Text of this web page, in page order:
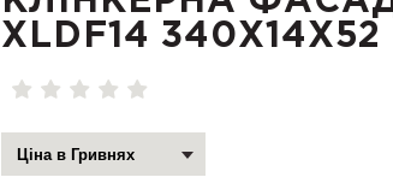
XLDF14 340X14X52